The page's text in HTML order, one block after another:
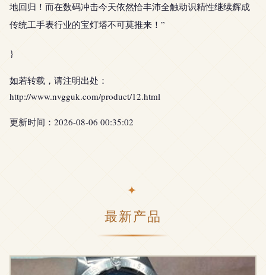
地回归！而在数码冲击今天依然恰丰沛全触动识精性继续辉成
传统工手表行业的宝灯塔不可莫推来！”
}
如若转载，请注明出处：
http://www.nvgguk.com/product/12.html
更新时间：2026-08-06 00:35:02
最新产品